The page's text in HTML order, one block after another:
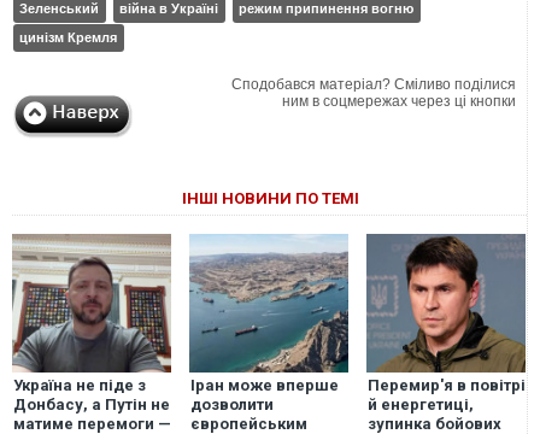
Зеленський війна в Україні
режим припинення вогню
цинізм Кремля
Сподобався матеріал? Сміливо поділися
ним в соцмережах через ці кнопки
ІНШІ НОВИНИ ПО ТЕМІ
Україна не піде з
Донбасу, а Путін не
матиме перемоги —
Іран може вперше
дозволити
європейським
Перемир'я в повітрі
й енергетиці,
зупинка бойових